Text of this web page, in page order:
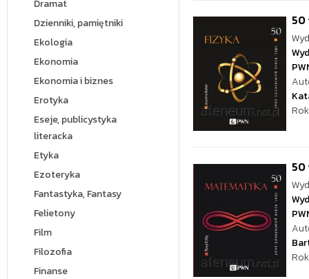
Dramat
Dzienniki, pamiętniki
Ekologia
Ekonomia
Ekonomia i biznes
Erotyka
Eseje, publicystyka
literacka
Etyka
Ezoteryka
Fantastyka, Fantasy
Felietony
Film
Filozofia
Finanse
50
50